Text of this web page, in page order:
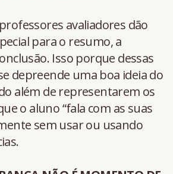
avaliadores dão
para o resumo, a
Isso porque dessas
depreende uma boa ideia do
além de representarem os
o aluno “fala com as suas
sem usar ou usando